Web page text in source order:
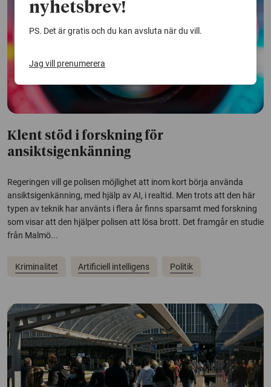
Klent stöd i forskning för
ansiktsigenkänning
Regeringen vill ge polisen möjlighet att inom kort börja använda
ansiktsigenkänning, med hjälp av AI, i realtid. Men trots att den här
typen av teknik har använts i flera år finns sparsamt med forskning
som visar att den hjälper polisen att lösa brott. Det framgår en studie
från Malmö...
Kriminalitet Artificiell intelligens Politik
nyhetsbrev!
PS. Det är gratis och du kan avsluta när du vill.
Jag vill prenumerera